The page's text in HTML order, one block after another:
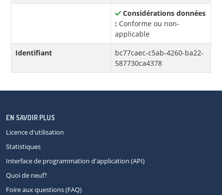
Considérations données
: Conforme ou non-
applicable
Identifiant
bc77caec-c5ab-4260-ba22-
587730ca4378
EN SAVOIR PLUS
Licence d'utilisation
Statistiques
Interface de programmation d'application (API)
Quoi de neuf?
Foire aux questions (FAQ)